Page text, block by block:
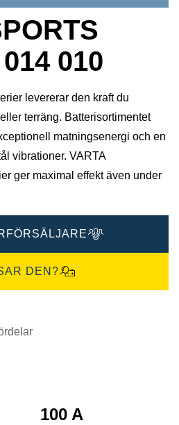
010
levererar den kraft du
terräng. Batterisortimentet
matningsenergi och en
vibrationer. VARTA
ger maximal effekt även under
DEN?
100 A